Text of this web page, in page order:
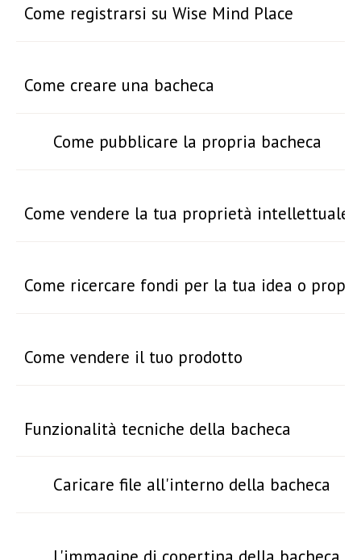
Come registrarsi su Wise Mind Place
Come creare una bacheca
Come pubblicare la propria bacheca
Come vendere la tua proprietà intellettuale
Come ricercare fondi per la tua idea o
Come vendere il tuo prodotto
Funzionalità tecniche della bacheca
Caricare file all'interno della bacheca